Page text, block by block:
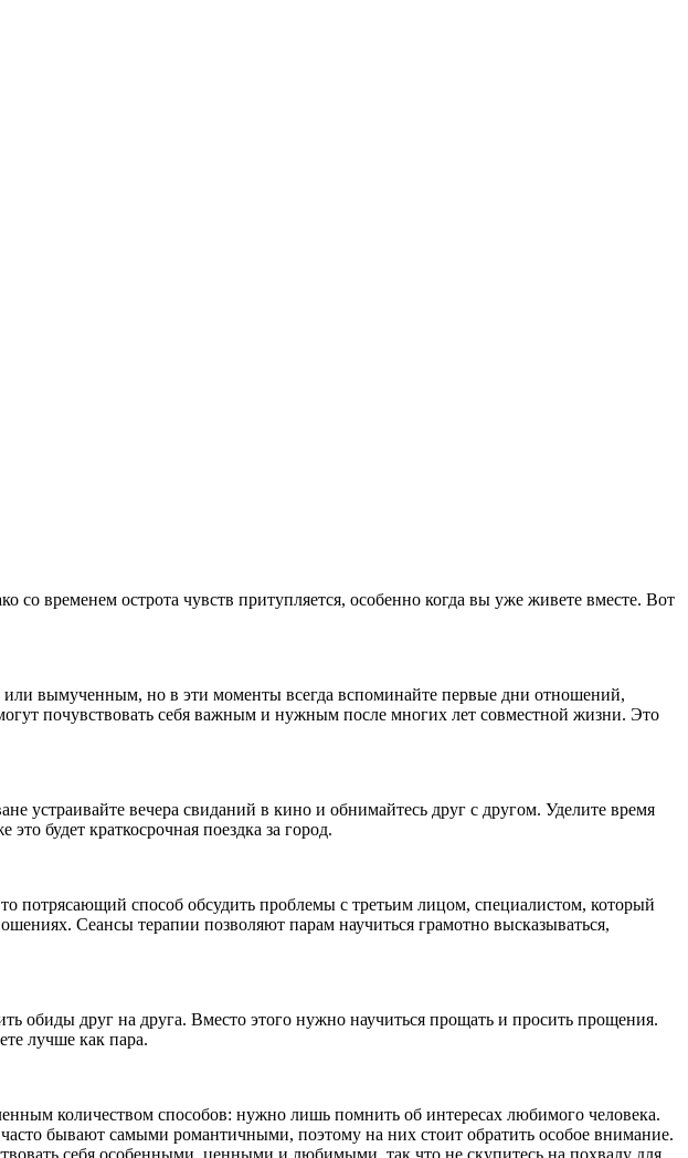
временем острота чувств притупляется, особенно когда вы уже живете вместе. Вот
вымученным, но в эти моменты всегда вспоминайте первые дни отношений,
почувствовать себя важным и нужным после многих лет совместной жизни. Это
устраивайте вечера свиданий в кино и обнимайтесь друг с другом. Уделите время
будет краткосрочная поездка за город.
потрясающий способ обсудить проблемы с третьим лицом, специалистом, который
Сеансы терапии позволяют парам научиться грамотно высказываться,
обиды друг на друга. Вместо этого нужно научиться прощать и просить прощения.
лучше как пара.
количеством способов: нужно лишь помнить об интересах любимого человека.
бывают самыми романтичными, поэтому на них стоит обратить особое внимание.
себя особенными, ценными и любимыми, так что не скупитесь на похвалу для